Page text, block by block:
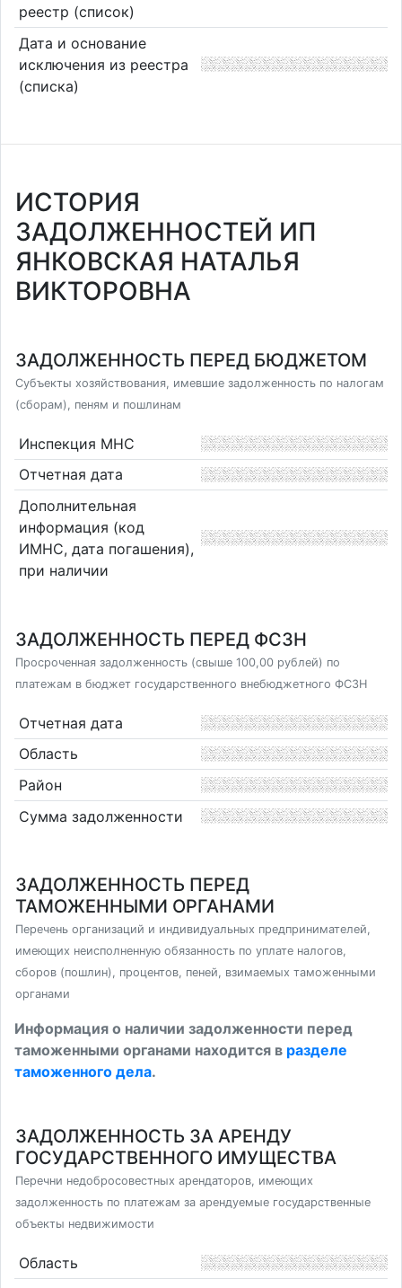
реестр (список)
Дата и основание
исключения из реестра
(списка)
ИСТОРИЯ
ЗАДОЛЖЕННОСТЕЙ ИП
ЯНКОВСКАЯ НАТАЛЬЯ
ВИКТОРОВНА
ЗАДОЛЖЕННОСТЬ ПЕРЕД БЮДЖЕТОМ
Субъекты хозяйствования, имевшие задолженность по налогам
(сборам), пеням и пошлинам
Инспекция МНС
Отчетная дата
Дополнительная
информация (код
ИМНС, дата погашения),
при наличии
ЗАДОЛЖЕННОСТЬ ПЕРЕД ФСЗН
Просроченная задолженность (свыше 100,00 рублей) по
платежам в бюджет государственного внебюджетного ФСЗН
Отчетная дата
Область
Район
Сумма задолженности
ЗАДОЛЖЕННОСТЬ ПЕРЕД
ТАМОЖЕННЫМИ ОРГАНАМИ
Перечень организаций и индивидуальных предпринимателей,
имеющих неисполненную обязанность по уплате налогов,
сборов (пошлин), процентов, пеней, взимаемых таможенными
органами
Информация о наличии задолженности перед
таможенными органами находится в разделе
таможенного дела.
ЗАДОЛЖЕННОСТЬ ЗА АРЕНДУ
ГОСУДАРСТВЕННОГО ИМУЩЕСТВА
Перечни недобросовестных арендаторов, имеющих
задолженность по платежам за арендуемые государственные
объекты недвижимости
Область